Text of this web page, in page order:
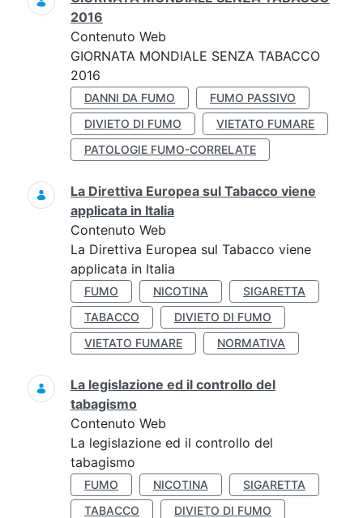
2016
Contenuto Web
GIORNATA MONDIALE SENZA TABACCO
2016
DANNI DA FUMO
FUMO PASSIVO
DIVIETO DI FUMO
VIETATO FUMARE
PATOLOGIE FUMO-CORRELATE
La Direttiva Europea sul Tabacco viene
applicata in Italia
Contenuto Web
La Direttiva Europea sul Tabacco viene
applicata in Italia
FUMO NICOTINA
SIGARETTA
TABACCO
DIVIETO DI FUMO
VIETATO FUMARE
NORMATIVA
La legislazione ed il controllo del
tabagismo
Contenuto Web
La legislazione ed il controllo del
tabagismo
FUMO NICOTINA
SIGARETTA
TABACCO
DIVIETO DI FUMO